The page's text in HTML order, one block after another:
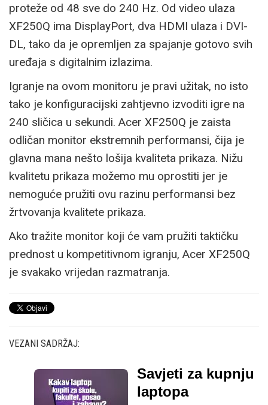
proteže od 48 sve do 240 Hz. Od video ulaza
XF250Q ima DisplayPort, dva HDMI ulaza i DVI-
DL, tako da je opremljen za spajanje gotovo svih
uređaja s digitalnim izlazima.
Igranje na ovom monitoru je pravi užitak, no isto
tako je konfiguracijski zahtjevno izvoditi igre na
240 sličica u sekundi. Acer XF250Q je zaista
odličan monitor ekstremnih performansi, čija je
glavna mana nešto lošija kvaliteta prikaza. Nižu
kvalitetu prikaza možemo mu oprostiti jer je
nemoguće pružiti ovu razinu performansi bez
žrtvovanja kvalitete prikaza.
Ako tražite monitor koji će vam pružiti taktičku
prednost u kompetitivnom igranju, Acer XF250Q
je svakako vrijedan razmatranja.
VEZANI SADRŽAJ:
Savjeti za kupnju
laptopa